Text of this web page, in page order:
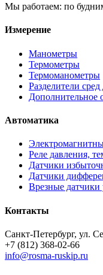
Мы работаем: по
Измерение
Манометры
Термометры
Термоманометры
Разделители
Дополнительное
Автоматика
Реле давления,
Датчики
Датчики
Врезные датчики
Контакты
Санкт-Петербург, ул.
+7 (812) 368-02-66
info@rosma-ruskip.ru